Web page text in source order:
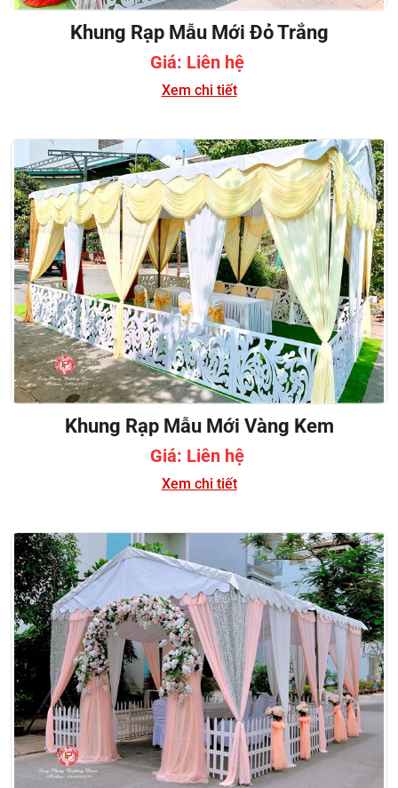
Khung Rạp Mẫu Mới Đỏ Trắng
Giá: Liên hệ
Xem chi tiết
Khung Rạp Mẫu Mới Vàng Kem
Giá: Liên hệ
Xem chi tiết